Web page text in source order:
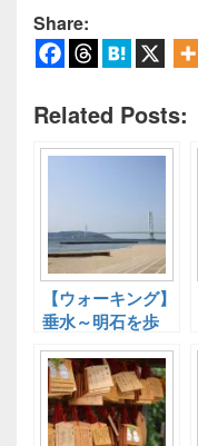
Share:
Related Posts:
【ウォーキング】
垂水～明石を歩
く。そして失
敗……